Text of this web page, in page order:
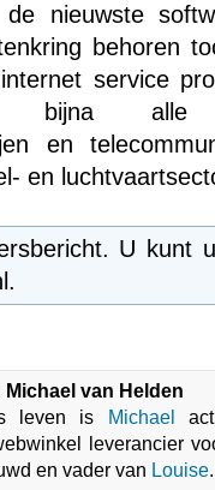
nieuwste
behoren
service
bijna alle
en
en
U kunt
van Helden
leven is
Michael
leverancier
en vader van Louise.